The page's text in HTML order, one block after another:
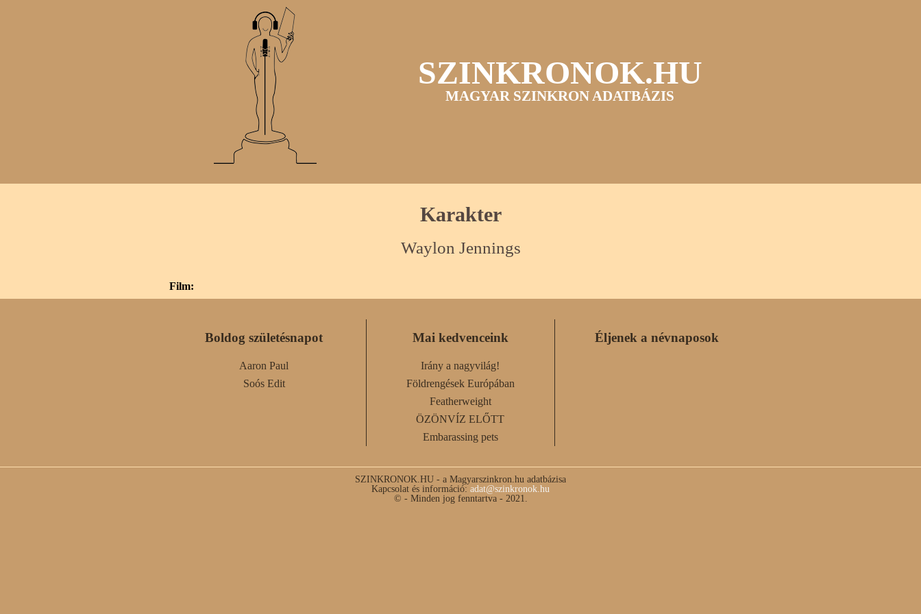
SZINKRONOK.HU
MAGYAR SZINKRON ADATBÁZIS
Karakter
Waylon Jennings
Film:
Boldog születésnapot
Aaron Paul
Soós Edit
Mai kedvenceink
Irány a nagyvilág!
Földrengések Európában
Featherweight
ÖZÖNVÍZ ELŐTT
Embarassing pets
Éljenek a névnaposok
SZINKRONOK.HU - a Magyarszinkron.hu adatbázisa
Kapcsolat és információ: adat@szinkronok.hu
© - Minden jog fenntartva - 2021.